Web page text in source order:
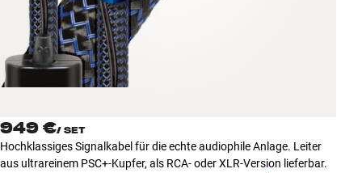
NEUHEITEN
ANGEBOTE
Kundendienst
Anmelden
Kundendienst
949 €/ SET
Hochklassiges Signalkabel für die echte audiophile Anlage. Leiter
aus ultrareinem PSC+-Kupfer, als RCA- oder XLR-Version lieferbar.